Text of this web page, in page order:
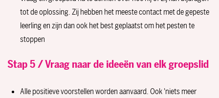
tot de oplossing. Zij hebben het meeste contact met de gepeste
leerling en zijn dan ook het best geplaatst om het pesten te
stoppen
Stap 5 / Vraag naar de ideeën van elk groepslid
Alle positieve voorstellen worden aanvaard. Ook 'niets meer